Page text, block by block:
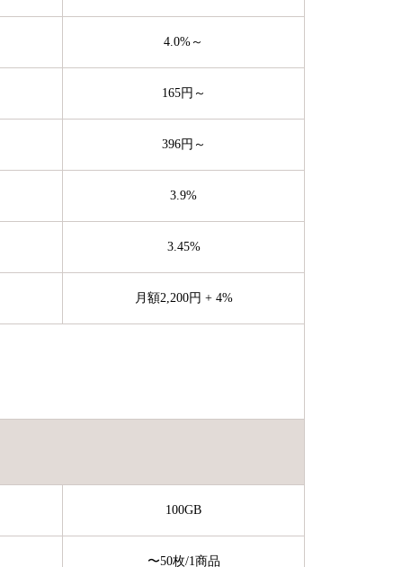
4.0%～
165円～
396円～
3.9%
3.45%
月額2,200円 + 4%
100GB
〜50枚/1商品